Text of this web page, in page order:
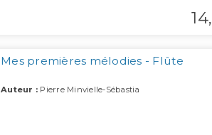
14,
Mes premières mélodies - Flûte
Auteur : Pierre Minvielle-Sébastia